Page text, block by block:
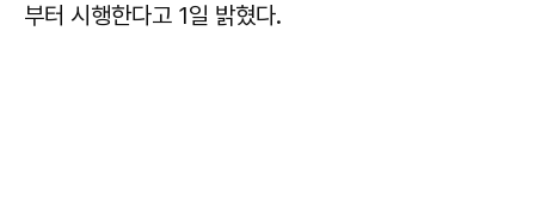
부터 시행한다고 1일 밝혔다.